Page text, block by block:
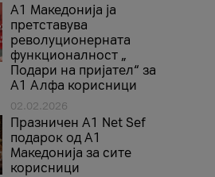
А1 Македонија ја
претставува
револуционерната
функционалност „
Подари на пријател“ за
А1 Алфа корисници
02.02.2026
Празничен A1 Net Sеf
подарок од А1
Македонија за сите
корисници